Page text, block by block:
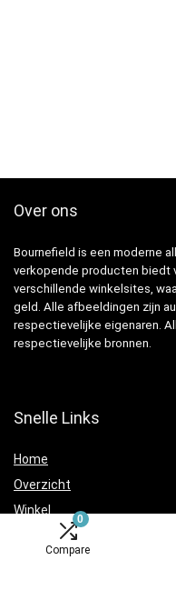
0
Compare
Over ons
Bournefield is een moderne
verkopende producten biedt
verschillende winkelsites,
geld. Alle afbeeldingen zijn
respectievelijke eigenaren.
respectievelijke bronnen.
Snelle Links
Home
Overzicht
Winkel